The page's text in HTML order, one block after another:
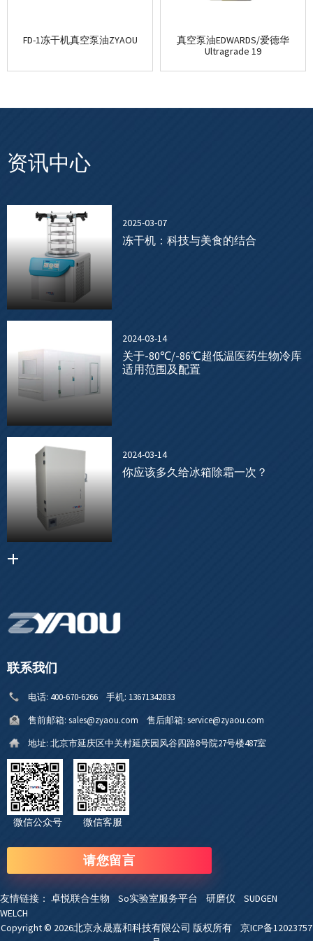
FD-1冻干机真空泵油ZYAOU
真空泵油EDWARDS/爱德华
Ultragrade 19
资讯中心
2025-03-07
冻干机：科技与美食的结合
2024-03-14
关于-80℃/-86℃超低温医药生物冷库
适用范围及配置
2024-03-14
你应该多久给冰箱除霜一次？
联系我们
电话: 400-670-6266 手机: 13671342833
售前邮箱: sales@zyaou.com 售后邮箱: service@zyaou.com
地址: 北京市延庆区中关村延庆园风谷四路8号院27号楼487室
微信公众号 微信客服
请您留言
友情链接： 卓悦联合生物 So实验室服务平台 研磨仪 SUDGEN
WELCH
Copyright © 2026北京永晟嘉和科技有限公司 版权所有 京ICP备12023757